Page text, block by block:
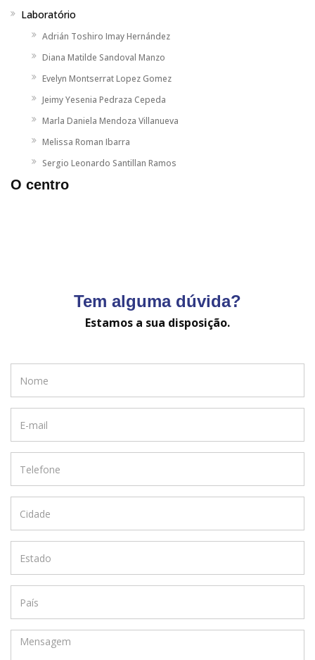
Laboratório
Adrián Toshiro Imay Hernández
Diana Matilde Sandoval Manzo
Evelyn Montserrat Lopez Gomez
Jeimy Yesenia Pedraza Cepeda
Marla Daniela Mendoza Villanueva
Melissa Roman Ibarra
Sergio Leonardo Santillan Ramos
O centro
Tem alguma dúvida?
Estamos a sua disposição.